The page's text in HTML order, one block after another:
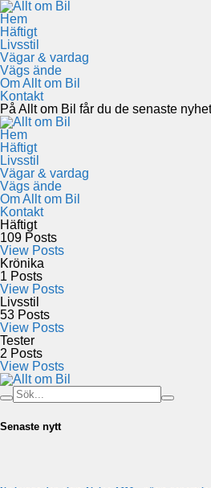
Hem
Häftigt
Livsstil
Vägar & vardag
Vägs ände
Om Allt om Bil
Kontakt
På Allt om Bil får du de senaste
Hem
Häftigt
Livsstil
Vägar & vardag
Vägs ände
Om Allt om Bil
Kontakt
Häftigt
109 Posts
View Posts
Krönika
1 Posts
View Posts
Livsstil
53 Posts
View Posts
Tester
2 Posts
View Posts
Senaste nytt